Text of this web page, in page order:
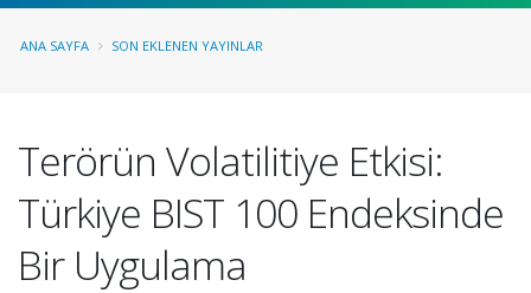
ANA SAYFA SON EKLENEN YAYINLAR
Terörün Volatilitiye Etkisi:
Türkiye BIST 100 Endeksinde
Bir Uygulama